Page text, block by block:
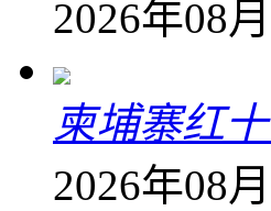
2026年08
柬埔寨红
2026年08